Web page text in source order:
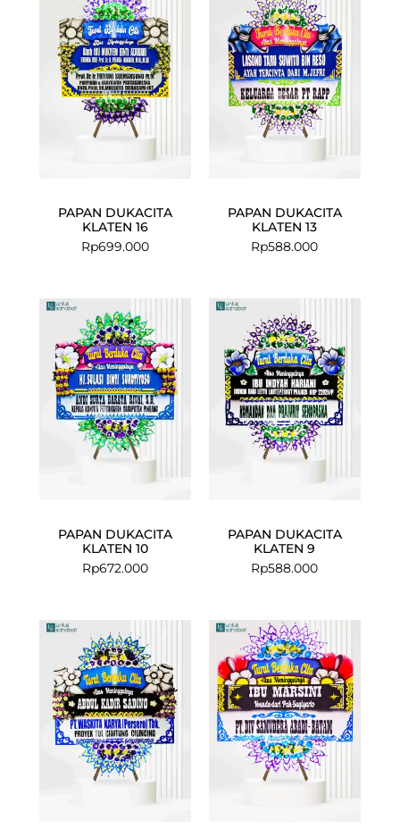
PAPAN DUKACITA
KLATEN 16
Rp699.000
PAPAN DUKACITA
KLATEN 13
Rp588.000
PAPAN DUKACITA
KLATEN 10
Rp672.000
PAPAN DUKACITA
KLATEN 9
Rp588.000
price
was:
Rp599.000.
price
is:
Rp575.000.